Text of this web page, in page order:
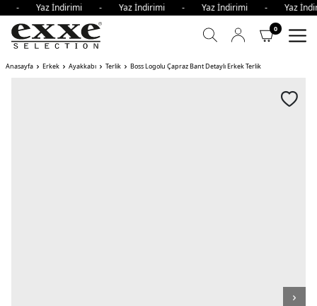
- Yaz İndirimi - Yaz İndirimi - Yaz İndirimi -
0
Anasayfa Erkek Ayakkabı Terlik Boss Logolu Çapraz Bant Detaylı Erkek Terlik